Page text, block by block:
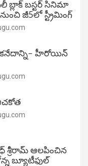
బ‌స్ట‌ర్‌ సినిమా
నుంచి జీ5లో స్ట్రీమింగ్
కనేదాన్ని– హీరోయిన్‌
శ్రీరామ్ ఆలపించిన
బ్యూటీఫుల్